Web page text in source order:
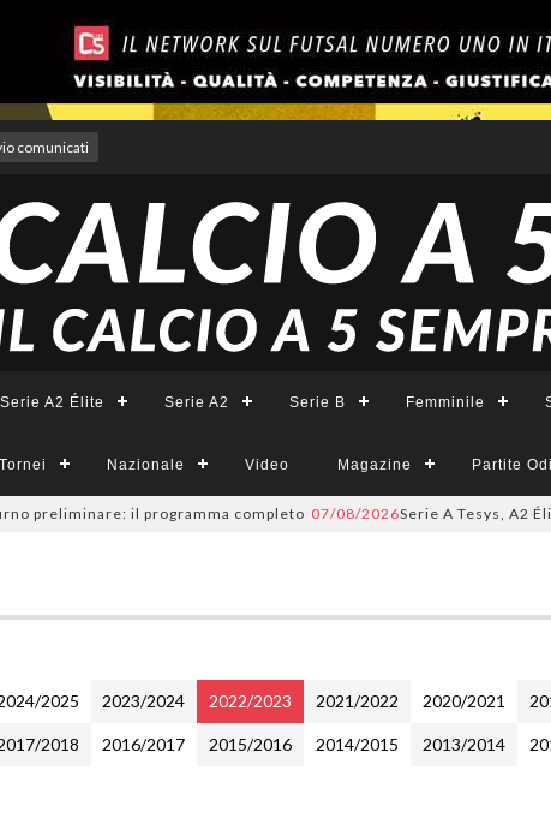
comunicati
Serie A2 Élite Serie A2 Serie B Femminile
Tornei Nazionale Video Magazine Partite
il programma completo 07/08/2026Serie A Tesys, A2 Élite,
2025 2023/2024 2022/2023 2021/2022 2020/2021
2018 2016/2017 2015/2016 2014/2015 2013/2014